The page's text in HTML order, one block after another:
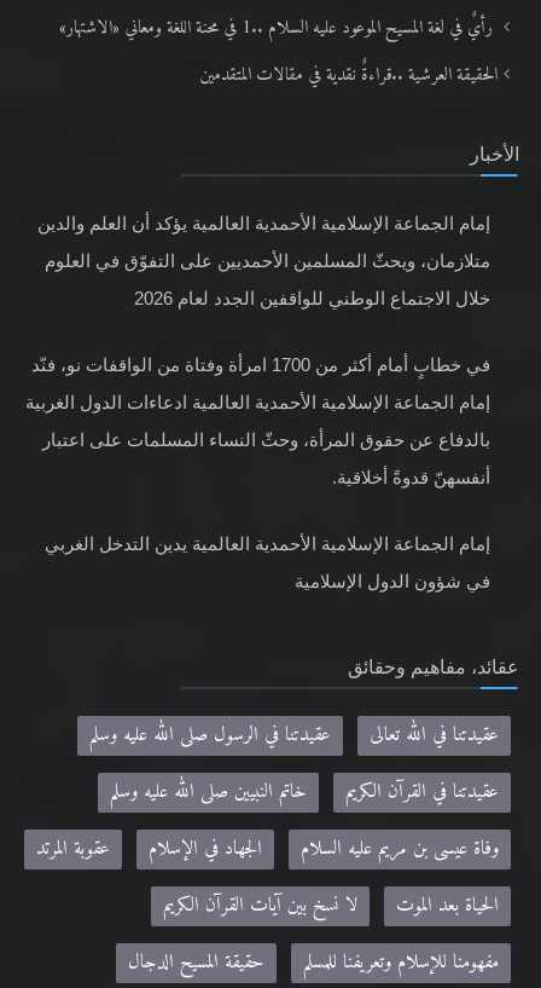
رأيٌ في لغة المسيح الموعود عليه السلام ..1 في محنة اللغة ومعاني «الاشتهار»
الحقيقة العرشية ..قراءةٌ نقدية في مقالات المتقدمين
الأخبار
إمام الجماعة الإسلامية الأحمدية العالمية يؤكد أن العلم والدين
متلازمان، ويحثّ المسلمين الأحمديين على التفوّق في العلوم
خلال الاجتماع الوطني للواقفين الجدد لعام 2026
في خطابٍ أمام أكثر من 1700 امرأة وفتاة من الواقفات نو، فنّد
إمام الجماعة الإسلامية الأحمدية العالمية ادعاءات الدول الغربية
بالدفاع عن حقوق المرأة، وحثّ النساء المسلمات على اعتبار
أنفسهنّ قدوةً أخلاقية.
إمام الجماعة الإسلامية الأحمدية العالمية يدين التدخل الغربي
في شؤون الدول الإسلامية
عقائد، مفاهيم وحقائق
عقيدتنا في الله تعالى
عقيدتنا في الرسول صلى الله عليه وسلم
عقيدتنا في القرآن الكريم
خاتم النبيين صلى الله عليه وسلم
وفاة عيسى بن مريم عليه السلام
الجهاد في الإسلام
عقوبة المرتد
الحياة بعد الموت
لا نسخ بين آيات القرآن الكريم
مفهومنا للإسلام وتعريفنا للمسلم
حقيقة المسيح الدجال